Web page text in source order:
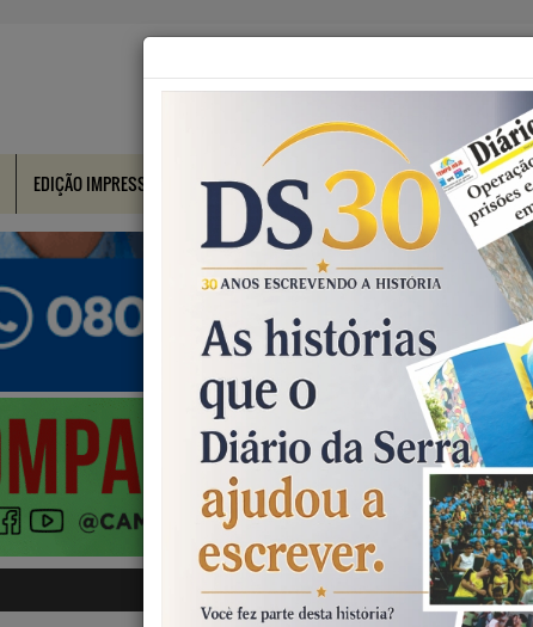
EDIÇÃO IMPRESSA CONTATO